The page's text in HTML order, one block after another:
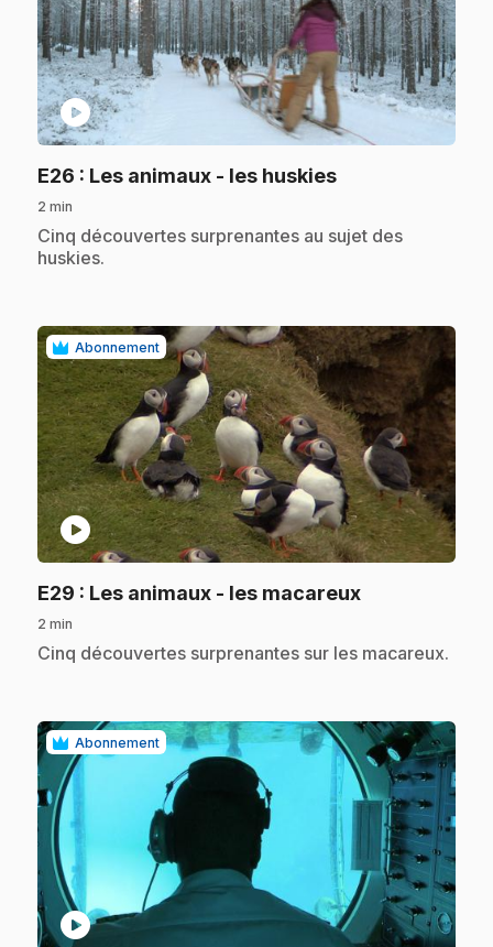
play_circle
E26 : Les animaux - les huskies.
2 min
.Cinq découvertes surprenantes au sujet des
huskies.
Abonnement
play_circle
E29 : Les animaux - les macareux.
2 min
.Cinq découvertes surprenantes sur les macareux.
Abonnement
play_circle